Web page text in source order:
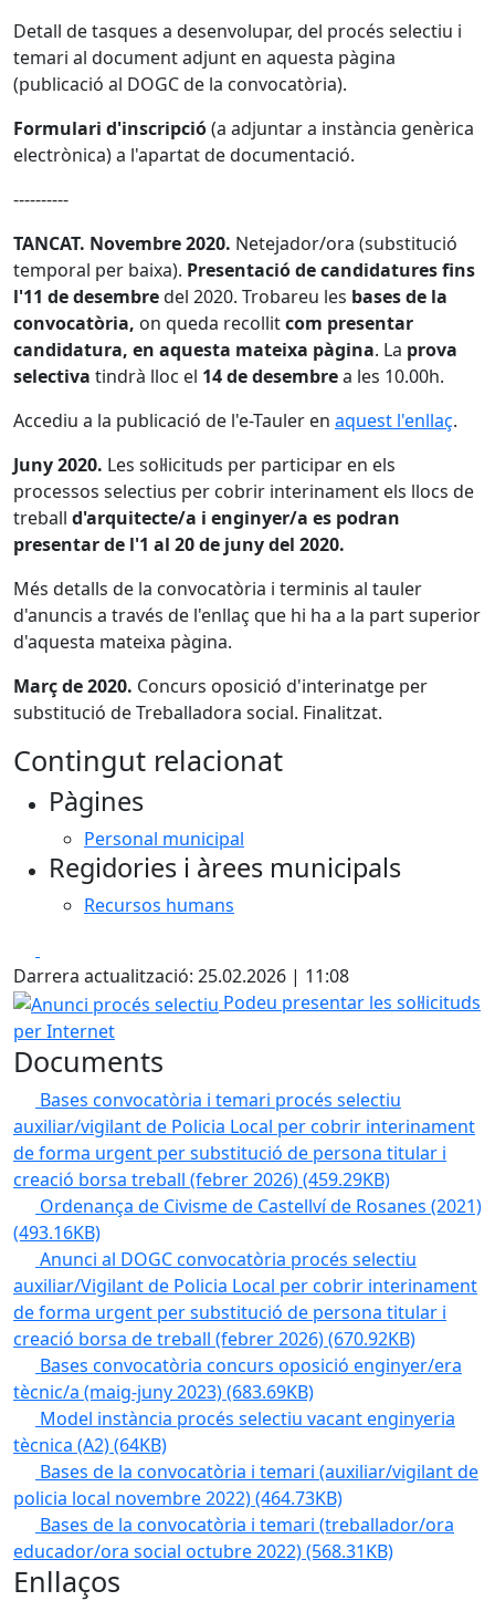
Detall de tasques a desenvolupar, del procés selectiu i
temari al document adjunt en aquesta pàgina
(publicació al DOGC de la convocatòria).
Formulari d'inscripció(a adjuntar a instància genèrica
electrònica) a l'apartat de documentació.
----------
TANCAT. Novembre 2020. Netejador/ora (substitució
temporal per baixa). Presentació de candidatures fins
l'11 de desembredel 2020. Trobareu les bases de la
convocatòria, on queda recollitcom presentar
candidatura, en aquesta mateixa pàgina. La prova
selectiva tindrà lloc el 14 de desembrea les 10.00h.
Accediu a la publicació de l'e-Tauler en aquest l'enllaç.
Juny 2020. Les sol·licituds per participar en els
processos selectius per cobrir interinament els llocs de
treball d'arquitecte/a i enginyer/a es podran
presentar de l'1 al 20 de juny del 2020.
Més detalls de la convocatòria i terminis al tauler
d'anuncis a través de l'enllaç que hi ha a la part superior
d'aquesta mateixa pàgina.
Març de 2020. Concurs oposició d'interinatge per
substitució de Treballadora social. Finalitzat.
Contingut relacionat
Pàgines
Personal municipal
Regidories i àrees municipals
Recursos humans
Darrera actualització: 25.02.2026 | 11:08
Anunci procés selectiu
Podeu presentar les sol·licituds
per Internet
Documents
Bases convocatòria i temari procés selectiu
auxiliar/vigilant de Policia Local per cobrir interinament
de forma urgent per substitució de persona titular i
creació borsa treball (febrer 2026)(459.29KB)
Ordenança de Civisme de Castellví de Rosanes (2021)
(493.16KB)
Anunci al DOGC convocatòria procés selectiu
auxiliar/Vigilant de Policia Local per cobrir interinament
de forma urgent per substitució de persona titular i
creació borsa de treball (febrer 2026)(670.92KB)
Bases convocatòria concurs oposició enginyer/era
tècnic/a (maig-juny 2023)(683.69KB)
Model instància procés selectiu vacant enginyeria
tècnica (A2)(64KB)
Bases de la convocatòria i temari (auxiliar/vigilant de
policia local novembre 2022)(464.73KB)
Bases de la convocatòria i temari (treballador/ora
educador/ora social octubre 2022)(568.31KB)
Enllaços